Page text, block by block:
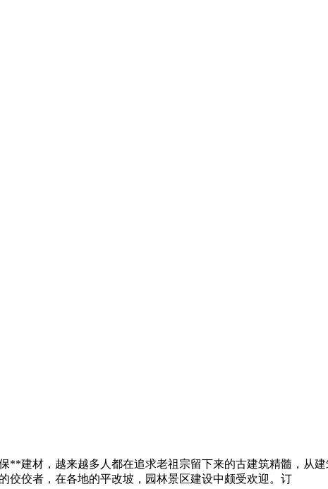
建材，越来越多人都在追求老祖宗留下来的古建筑精髓，从
佼佼者，在各地的平改坡，园林景区建设中颇受欢迎。订